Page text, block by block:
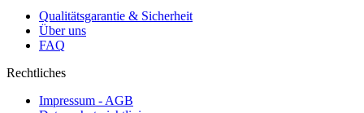
Qualitätsgarantie & Sicherheit
Über uns
FAQ
Rechtliches
Impressum - AGB